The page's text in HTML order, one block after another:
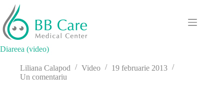
conținut
Diareea (video)
Liliana Calapod Video
19 februarie 2013
Un comentariu